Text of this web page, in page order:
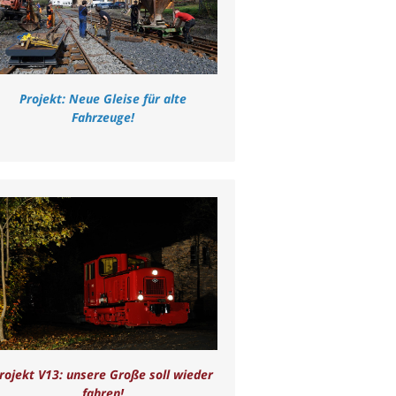
Projekt: Neue Gleise für alte
Fahrzeuge!
V13: unsere Große soll wieder